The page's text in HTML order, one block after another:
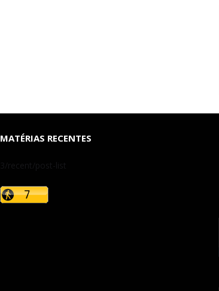
MATÉRIAS RECENTES
3/recent/post-list